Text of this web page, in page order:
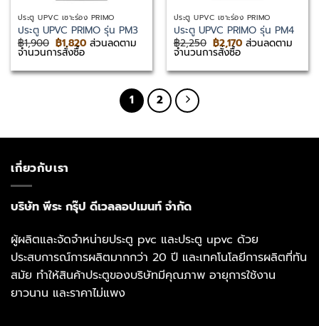
ประตู UPVC เซาะร่อง PRIMO
ประตู UPVC PRIMO รุ่น PM3
฿1,900 Original
price
฿1,900.
฿1,820Current
฿1,820.
ส่วนลดตาม
จำนวนการสั่งซื้อ
ประตู UPVC เซาะร่อง PRIMO
ประตู UPVC PRIMO รุ่น PM4
฿2,250 Original
price
฿2,250.
฿2,170Current
฿2,170.
ส่วนลดตาม
จำนวนการสั่งซื้อ
1 2
เกี่ยวกับเรา
บริษัท พีระ กรุ๊ป ดีเวลลอปเมนท์ จำกัด
ผู้ผลิตและจัดจำหน่ายประตู pvc และประตู upvc ด้วย
ประสบการณ์การผลิตมากกว่า 20 ปี และเทคโนโลยีการผลิตที่ทัน
สมัย ทำให้สินค้าประตูของบริษัทมีคุณภาพ อายุการใช้งาน
ยาวนาน และราคาไม่แพง